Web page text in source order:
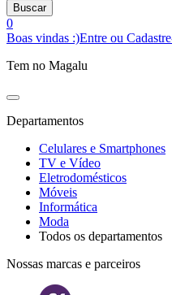
Buscar
0
Boas vindas :)Entre ou
Tem no Magalu
Departamentos
Celulares e Smartphones
TV e Vídeo
Eletrodomésticos
Móveis
Informática
Moda
Todos os departamentos
Nossas marcas e parceiros